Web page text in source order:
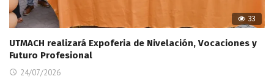
33
UTMACH realizará Expoferia de Nivelación, Vocaciones y
Futuro Profesional
24/07/2026